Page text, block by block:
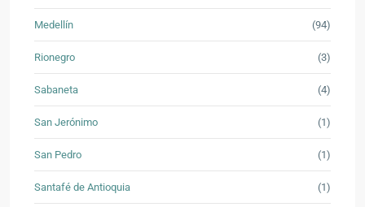
Medellín (94)
Rionegro (3)
Sabaneta (4)
San Jerónimo (1)
San Pedro (1)
Santafé de Antioquia (1)